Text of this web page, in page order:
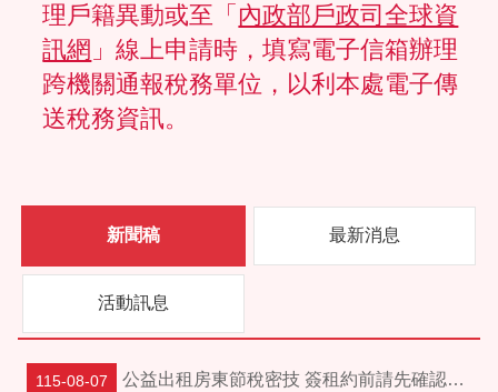
理戶籍異動或至「 內政部戶政司全球資
訊網 」線上申請時，填寫電子信箱辦理
跨機關通報稅務單位，以利本處電子傳
送稅務資訊。
新聞稿 最新消息
活動訊息
115-08-07 公益出租房東節稅密技 簽租約前請先確認2件事！